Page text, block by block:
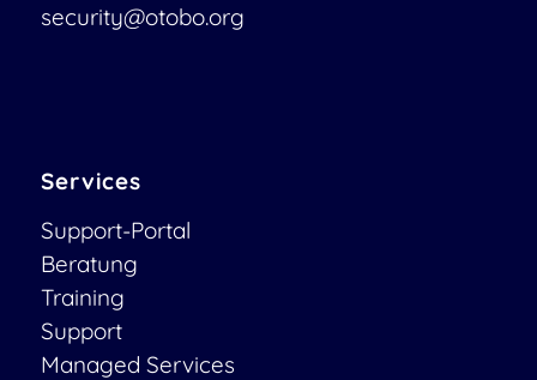
security@otobo.org
Services
Support-Portal
Beratung
Training
Support
Managed Services